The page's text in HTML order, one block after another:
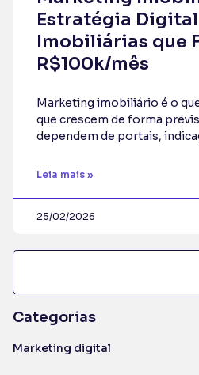
Estratégia
Imobiliárias que
R$100k/mês
Marketing imobiliário é o
que crescem de forma
dependem de portais,
Leia mais »
25/02/2026
Categorias
Marketing digital